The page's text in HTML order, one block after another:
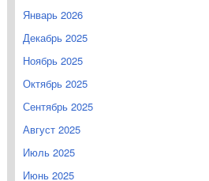
Январь 2026
Декабрь 2025
Ноябрь 2025
Октябрь 2025
Сентябрь 2025
Август 2025
Июль 2025
Июнь 2025